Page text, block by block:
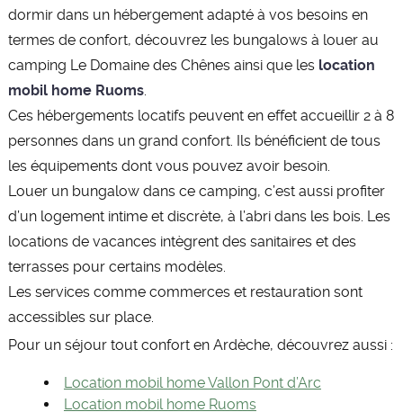
dormir dans un hébergement adapté à vos besoins en
termes de confort, découvrez les bungalows à louer au
camping Le Domaine des Chênes ainsi que les location
mobil home Ruoms.
Ces hébergements locatifs peuvent en effet accueillir 2 à 8
personnes dans un grand confort. Ils bénéficient de tous
les équipements dont vous pouvez avoir besoin.
Louer un bungalow dans ce camping, c’est aussi profiter
d’un logement intime et discrète, à l’abri dans les bois. Les
locations de vacances intègrent des sanitaires et des
terrasses pour certains modèles.
Les services comme commerces et restauration sont
accessibles sur place.
Pour un séjour tout confort en Ardèche, découvrez aussi :
Location mobil home Vallon Pont d’Arc
Location mobil home Ruoms